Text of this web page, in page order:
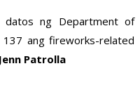
datos ng Department of
ang fireworks-related
Patrolla